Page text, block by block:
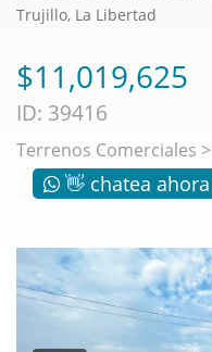
Trujillo, La Libertad
$11,019,625
ID: 39416
Terrenos Comerciales >